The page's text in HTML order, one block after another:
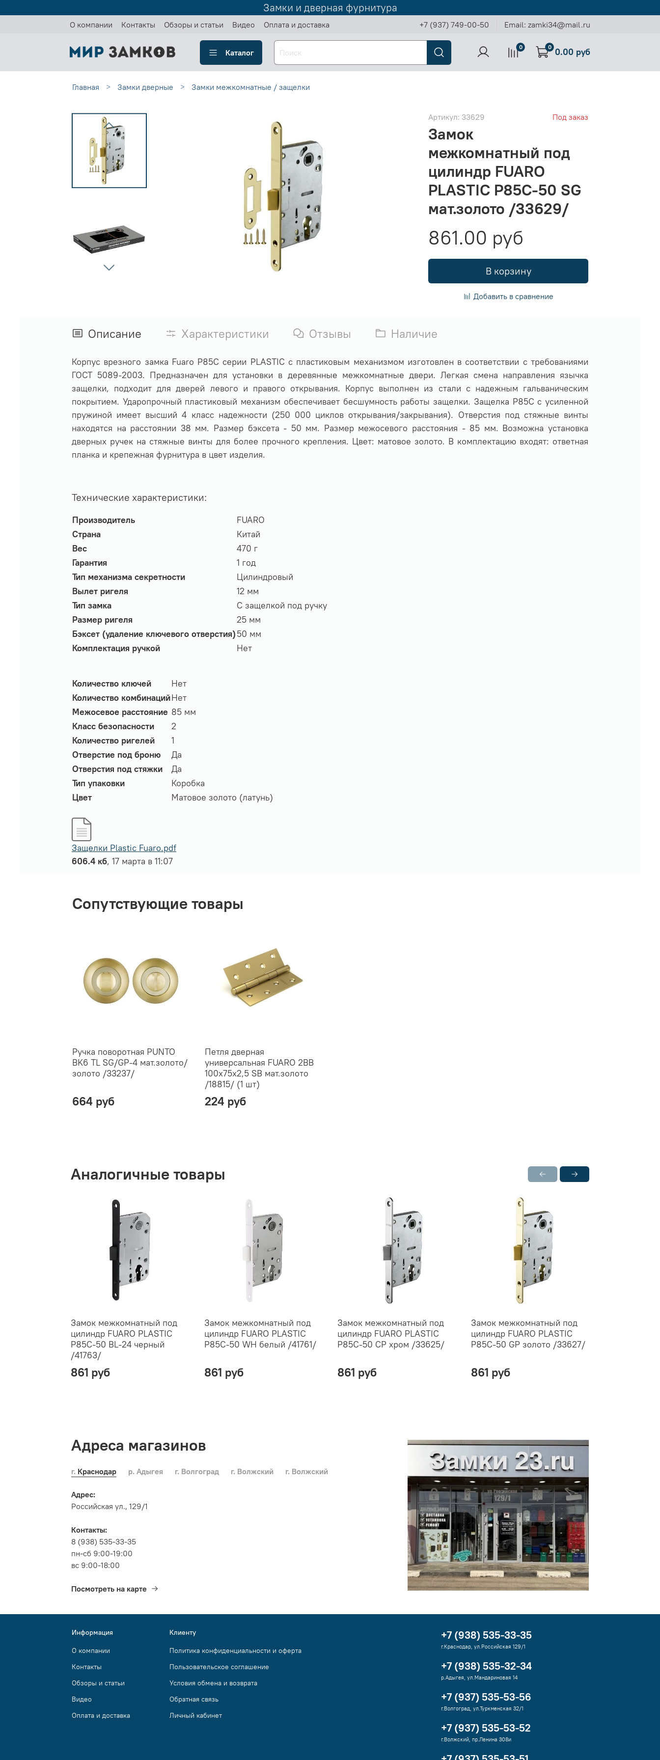
Замки и дверная фурнитура
О компании Контакты Обзоры и статьи Видео Оплата и доставка +7 (937) 749-00-50 Email: zamki34@mail.ru
Каталог
0 0 0.00 руб
Главная Замки дверные Замки межкомнатные / защелки
Артикул: 33629 Под заказ
Замок
межкомнатный под
цилиндр FUARO
PLASTIC P85C-50 SG
мат.золото /33629/
861.00 руб
В корзину
Добавить в сравнение
Описание Характеристики Отзывы Наличие
Корпус врезного замка Fuaro P85C серии PLASTIC с пластиковым механизмом изготовлен в соответствии с требованиями
ГОСТ 5089-2003. Предназначен для установки в деревянные межкомнатные двери. Легкая смена направления язычка
защелки, подходит для дверей левого и правого открывания. Корпус выполнен из стали с надежным гальваническим
покрытием. Ударопрочный пластиковый механизм обеспечивает бесшумность работы защелки. Защелка P85C с усиленной
пружиной имеет высший 4 класс надежности (250 000 циклов открывания/закрывания). Отверстия под стяжные винты
находятся на расстоянии 38 мм. Размер бэксета - 50 мм. Размер межосевого расстояния - 85 мм. Возможна установка
дверных ручек на стяжные винты для более прочного крепления. Цвет: матовое золото. В комплектацию входят: ответная
планка и крепежная фурнитура в цвет изделия.
Технические характеристики:
Производитель
FUARO
Страна
Китай
Вес
470 г
Гарантия
1 год
Тип механизма секретности
Цилиндровый
Вылет ригеля
12 мм
Тип замка
С защелкой под ручку
Размер ригеля
25 мм
Бэксет (удаление ключевого отверстия)50 мм
Комплектация ручкой
Нет
Количество ключей
Нет
Количество комбинацийНет
Межосевое расстояние 85 мм
Класс безопасности
2
Количество ригелей
1
Отверстие под броню
Да
Отверстия под стяжки
Да
Тип упаковки
Коробка
Цвет
Матовое золото (латунь)
Защелки Plastic Fuaro.pdf
606.4 кб, 17 марта в 11:07
Сопутствующие товары
Ручка поворотная PUNTO
BK6 TL SG/GP-4 мат.золото/
золото /33237/
664 руб
Петля дверная
универсальная FUARO 2BB
100x75x2,5 SB мат.золото
/18815/ (1 шт)
224 руб
Аналогичные товары
Замок межкомнатный под
цилиндр FUARO PLASTIC
P85C-50 BL-24 черный
/41763/
861 руб
Замок межкомнатный под
цилиндр FUARO PLASTIC
P85C-50 WH белый /41761/
861 руб
Замок межкомнатный под
цилиндр FUARO PLASTIC
P85C-50 CP хром /33625/
861 руб
Замок межкомнатный под
цилиндр FUARO PLASTIC
P85C-50 GP золото /33627/
861 руб
Адреса магазинов
г. Краснодар р. Адыгея г. Волгоград г. Волжский г. Волжский
Адрес:
Российская ул., 129/1
Контакты:
8 (938) 535-33-35
пн-сб 9:00-19:00
вс 9:00-18:00
Посмотреть на карте
Информация
О компании
Контакты
Обзоры и статьи
Видео
Оплата и доставка
Клиенту
Политика конфиденциальности и оферта
Пользовательское соглашение
Условия обмена и возврата
Обратная связь
Личный кабинет
+7 (938) 535-33-35
г.Краснодар, ул.Российская 129/1
+7 (938) 535-32-34
р.Адыгея, ул.Мандариновая 14
+7 (937) 535-53-56
г.Волгоград, ул.Туркменская 32/1
+7 (937) 535-53-52
г.Волжский, пр.Ленина 308и